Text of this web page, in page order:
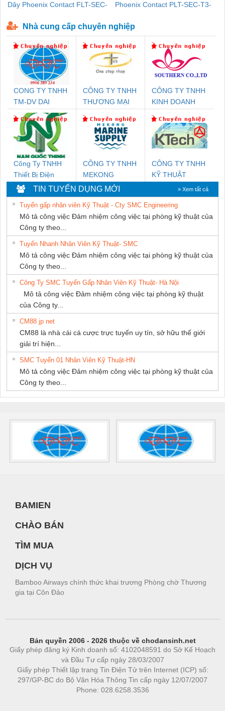
Dây Phoenix Contact FLT-SEC-
Phoenix Contact PLT-SEC-T3-
Nhà cung cấp chuyên nghiệp
CONG TY TNHH
TM-DV DAI
DONG THANH
CÔNG TY TNHH
THƯƠNG MẠI
NAM
CÔNG TY TNHH
KINH DOANH
PHƯƠNG NAM
Công Ty TNHH
Thiết Bị Điện
Nam Quốc Thịnh
CÔNG TY TNHH
MEKONG
MARINE
SUPPLY
CÔNG TY TNHH
KỸ THUẬT
KTECH VIỆT
NAM
TIN TUYỂN DỤNG MỚI » Xem tất cả
Tuyển gấp nhân viên Kỹ Thuật - Cty SMC Engineering
Mô tả công việc Đảm nhiệm công việc tại phòng kỹ thuật của
Công ty theo...
Tuyển Nhanh Nhân Viên Kỹ Thuật- SMC
Mô tả công việc Đảm nhiệm công việc tại phòng kỹ thuật của
Công ty theo...
Công Ty SMC Tuyển Gấp Nhân Viên Kỹ Thuật- Hà Nội
Mô tả công việc Đảm nhiệm công việc tại phòng kỹ thuật
của Công ty...
CM88 jp net
CM88 là nhà cái cá cược trực tuyến uy tín, sở hữu thế giới
giải trí hiện...
SMC Tuyển 01 Nhân Viên Kỹ Thuật-HN
Mô tả công việc Đảm nhiệm công việc tại phòng kỹ thuật của
Công ty theo...
BAMIEN
CHÀO BÁN
TÌM MUA
DỊCH VỤ
Bamboo Airways chính thức khai trương Phòng chờ Thương
gia tại Côn Đảo
Bản quyền 2006 - 2026 thuộc về chodansinh.net
Giấy phép đăng ký Kinh doanh số: 4102048591 do Sở Kế Hoạch
và Đầu Tư cấp ngày 28/03/2007
Giấy phép Thiết lập trang Tin Điện Tử trên Internet (ICP) số:
297/GP-BC do Bộ Văn Hóa Thông Tin cấp ngày 12/07/2007
Phone: 028.6258.3536